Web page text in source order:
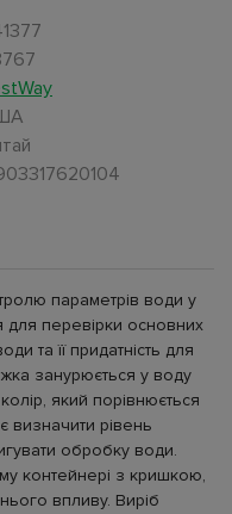
параметрів води у
для перевірки основних
та її придатність для
занурюється у воду
який порівнюється
визначити рівень
обробку води.
контейнері з кришкою,
впливу. Виріб